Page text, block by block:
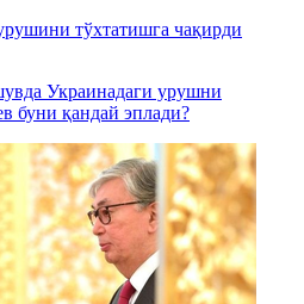
тўхтатишга чақирди
Украинадаги урушни
буни қандай эплади?